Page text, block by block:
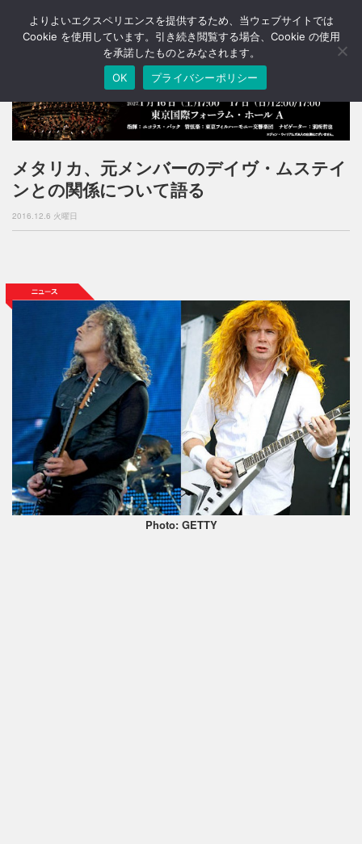
T
o
a
v
g
o
メタリカ、元メンバーのデイヴ・ムステイ
ンとの関係について語る
2016.12.6 火曜日
Photo: GETTY
よりよいエクスペリエンスを提供するため、当ウェブサイトでは
Cookie を使用しています。引き続き閲覧する場合、Cookie の使用
を承諾したものとみなされます。
OK
プライバシーポリシー